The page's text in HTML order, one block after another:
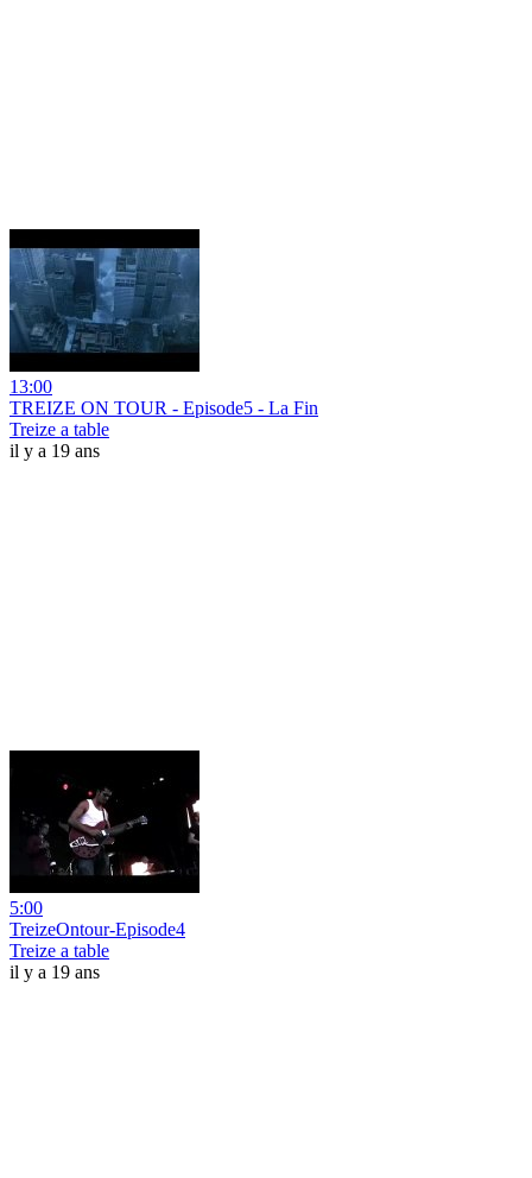
13:00
TREIZE ON TOUR - Episode5 - La Fin
Treize a table
il y a 19 ans
5:00
TreizeOntour-Episode4
Treize a table
il y a 19 ans